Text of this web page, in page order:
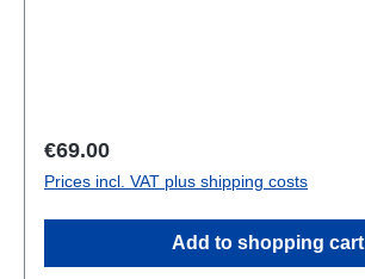
Regular price:
€69.00
Prices incl. VAT plus shipping costs
Add to shopping cart